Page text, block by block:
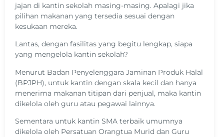
jajan di kantin sekolah masing-masing. Apalagi jika
pilihan makanan yang tersedia sesuai dengan
kesukaan mereka.
Lantas, dengan fasilitas yang begitu lengkap, siapa
yang mengelola kantin sekolah?
Menurut Badan Penyelenggara Jaminan Produk Halal
(BPJPH), untuk kantin dengan skala kecil dan hanya
menerima makanan titipan dari penjual, maka kantin
dikelola oleh guru atau pegawai lainnya.
Sementara untuk kantin SMA terbaik umumnya
dikelola oleh Persatuan Orangtua Murid dan Guru